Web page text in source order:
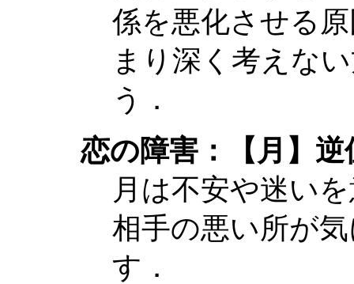
係を悪化させる
まり深く考えな
う．
恋の障害：【月】逆
月は不安や迷い
相手の悪い所が
す．